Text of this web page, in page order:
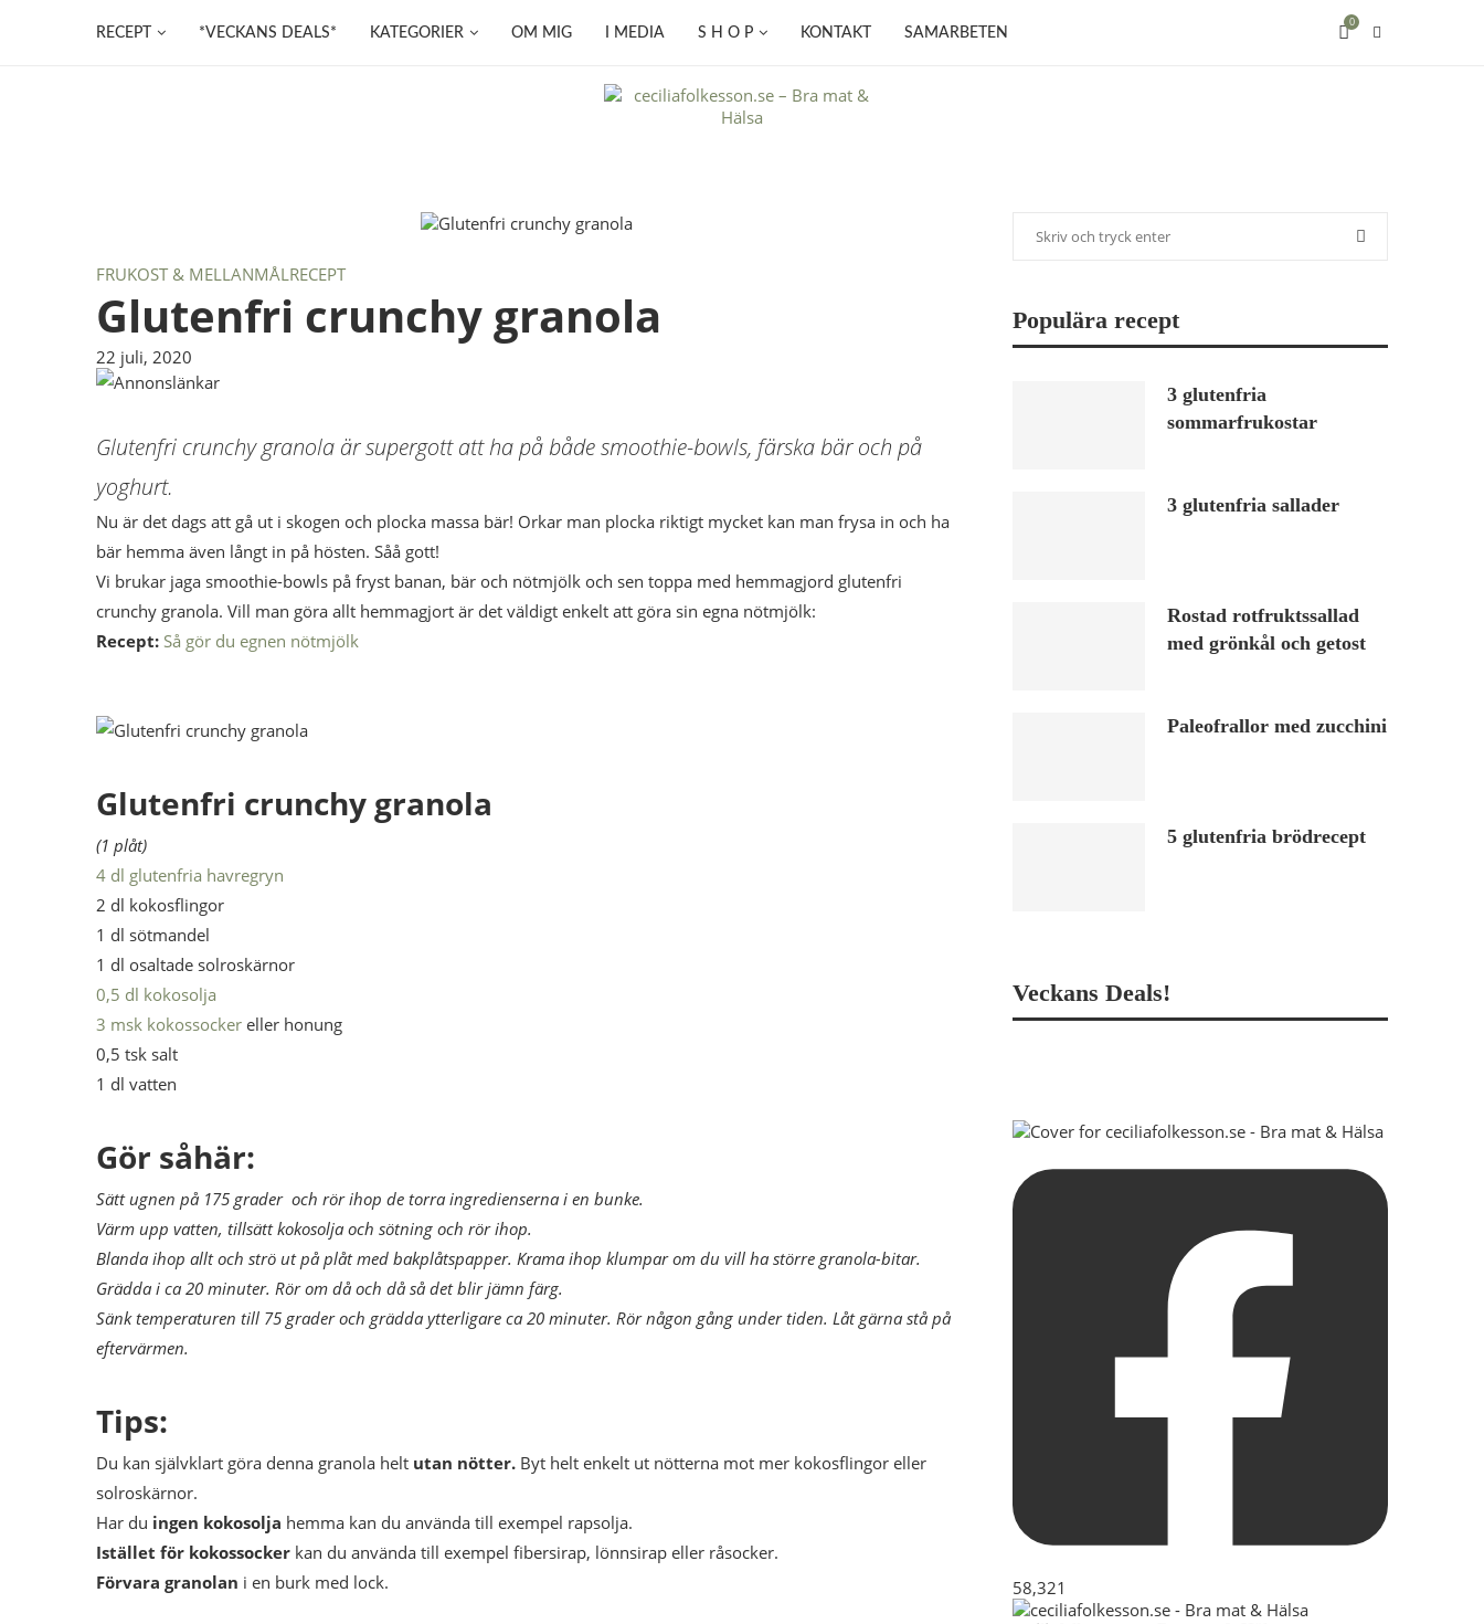
RECEPT *VECKANS DEALS* KATEGORIER OM MIG I MEDIA S H O P KONTAKT SAMARBETEN
0
FRUKOST & MELLANMÅLRECEPT
Glutenfri crunchy granola
22 juli, 2020
Glutenfri crunchy granola är supergott att ha på både smoothie-bowls, färska bär och på
yoghurt.
Nu är det dags att gå ut i skogen och plocka massa bär! Orkar man plocka riktigt mycket kan man frysa in och ha
bär hemma även långt in på hösten. Såå gott!
Vi brukar jaga smoothie-bowls på fryst banan, bär och nötmjölk och sen toppa med hemmagjord glutenfri
crunchy granola. Vill man göra allt hemmagjort är det väldigt enkelt att göra sin egna nötmjölk:
Recept: Så gör du egnen nötmjölk
Glutenfri crunchy granola
(1 plåt)
4 dl glutenfria havregryn
2 dl kokosflingor
1 dl sötmandel
1 dl osaltade solroskärnor
0,5 dl kokosolja
3 msk kokossocker eller honung
0,5 tsk salt
1 dl vatten
Gör såhär:
Sätt ugnen på 175 grader och rörihop de torra ingredienserna i en bunke.
Värm upp vatten, tillsätt kokosolja och sötning och rör ihop.
Blanda ihop allt och strö ut på plåt med bakplåtspapper. Krama ihop klumpar om du vill ha större granola-bitar.
Grädda i ca 20 minuter. Rör om då och då så det blir jämn färg.
Sänk temperaturen till 75 grader och grädda ytterligare ca 20 minuter. Rör någon gång under tiden. Låt gärna stå på
eftervärmen.
Tips:
Du kan självklart göra denna granola helt utan nötter. Byt helt enkelt ut nötterna mot mer kokosflingor eller
solroskärnor.
Har du ingen kokosolja hemma kan du använda till exempel rapsolja.
Istället för kokossocker kan du använda till exempel fibersirap, lönnsirap eller råsocker.
Förvara granolan i en burk med lock.
Populära recept
3 glutenfria
sommarfrukostar
3 glutenfria sallader
Rostad rotfruktssallad
med grönkål och getost
Paleofrallor med zucchini
5 glutenfria brödrecept
Veckans Deals!
58,321